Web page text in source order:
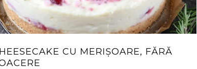
CU MERIȘOARE, FĂRĂ